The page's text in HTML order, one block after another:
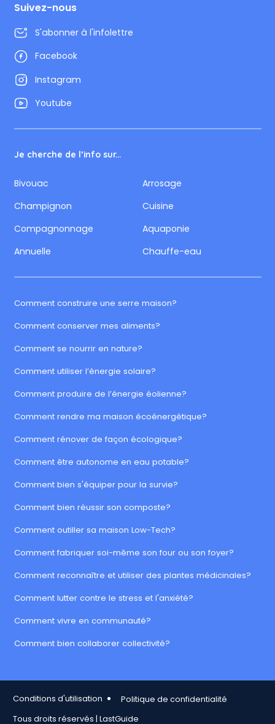
Comment construire une serre maison?
Comment conserver mes aliments?
Comment se nourrir en nature?
Comment utiliser l’énergie solaire?
Comment produire de l’énergie éolienne?
Comment rendre ma maison écoénergétique?
Comment rénover de façon écologique?
Comment être autonome en eau potable?
Comment bien s'équiper pour la survie?
Comment bien réussir son composte?
Comment outiller sa maison Low-Tech?
Comment fabriquer soi-même son four ou son foyer?
Comment reconnaître et utiliser des plantes médicinales?
Comment lutter contre le stress et l'anxiété?
Comment vivre en communauté?
Comment bien collaborer collectivité?
Suivez-nous
S'abonner à l'infolettre
Facebook
Instagram
Youtube
Je cherche de l’info sur...
Bivouac
Arrosage
Champignon
Cuisine
Compagnonnage
Aquaponie
Annuelle
Chauffe-eau
Footer Copy
Conditions d'utilisation
Politique de confidentialité
Tous droits réservés | LastGuide